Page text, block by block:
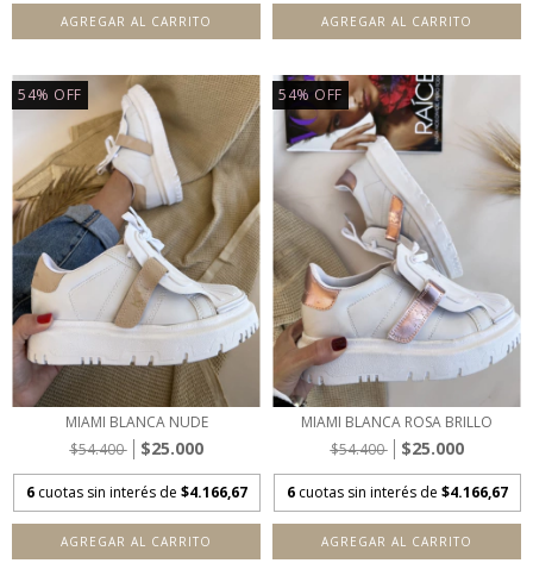
AGREGAR AL CARRITO AGREGAR AL CARRITO
54% OFF
MIAMI BLANCA NUDE
$54.400
$25.000
6 cuotas sin interés de $4.166,67
AGREGAR AL CARRITO
54% OFF
MIAMI BLANCA ROSA BRILLO
$54.400
$25.000
6 cuotas sin interés de $4.166,67
AGREGAR AL CARRITO